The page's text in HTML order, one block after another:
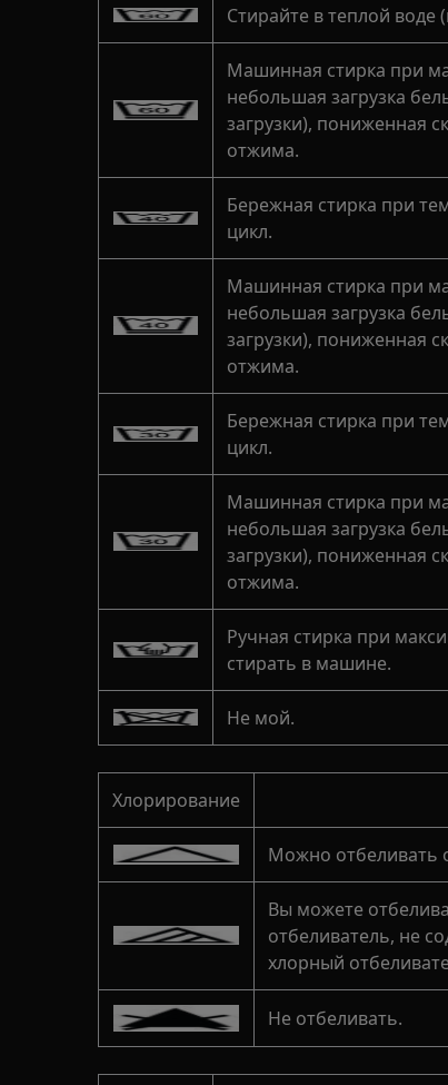
Стирайте в теплой воде
Машинная стирка при
небольшая загрузка
загрузки), пониженная
отжима.
Бережная стирка при
цикл.
Машинная стирка при
небольшая загрузка
загрузки), пониженная
отжима.
Бережная стирка при
цикл.
Машинная стирка при
небольшая загрузка
загрузки), пониженная
отжима.
Ручная стирка при
стирать в машине.
Не мой.
Хлорирование
Можно отбеливать
Вы можете
отбеливатель, не
хлорный
Не отбеливать.